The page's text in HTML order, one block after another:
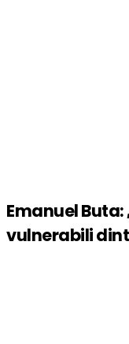
Emanuel
vulnerabili